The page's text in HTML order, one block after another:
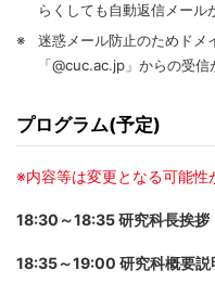
らくしても自動返信メール
※
迷惑メール防止のためドメ
「@cuc.ac.jp」からの受
プログラム(予定)
※内容等は変更となる可能性
18:30～18:35 研究科長挨拶
18:35～19:00 研究科概要説